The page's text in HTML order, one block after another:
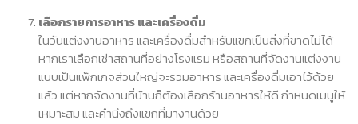
เลือกรายการอาหาร และเครื่องดื่ม
ในวันแต่งงานอาหาร และเครื่องดื่มสำหรับแขกเป็นสิ่งที่ขาดไม่ได้
หากเราเลือกเช่าสถานที่อย่างโรงแรม หรือสถานที่จัดงานแต่งงาน
แบบเป็นแพ็กเกจส่วนใหญ่จะรวมอาหาร และเครื่องดื่มเอาไว้ด้วย
แล้ว แต่หากจัดงานที่บ้านก็ต้องเลือกร้านอาหารให้ดี กำหนดเมนูให้
เหมาะสม และคำนึงถึงแขกที่มางานด้วย